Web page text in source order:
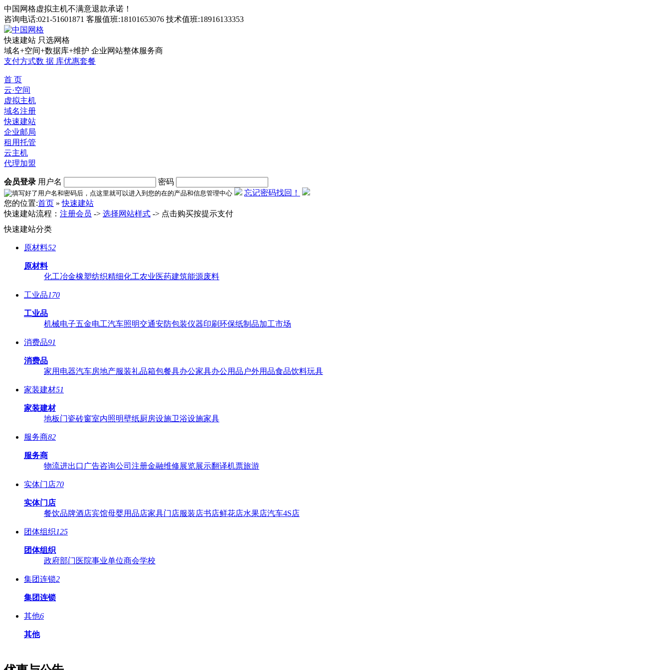
中国网格虚拟主机不满意退款承诺！
咨询电话:021-51601871 客服值班:18101653076 技术值班:18916133353
快速建站 只选网格
域名+空间+数据库+维护 企业网站整体服务商
支付方式数 据 库优惠套餐
首 页
云·空间
虚拟主机
域名注册
快速建站
企业邮局
租用托管
云主机
代理加盟
会员登录 用户名
密码
忘记密码找回！
您的位置:首页 »快速建站
快速建站流程： 注册会员 -> 选择网站样式 -> 点击购买按提示支付
快速建站分类
原材料52
原材料
化工冶金橡塑纺织精细化工农业医药建筑能源废料
工业品170
工业品
机械电子五金电工汽车照明交通安防包装仪器印刷环保纸制品加工市场
消费品91
消费品
家用电器汽车房地产服装礼品箱包餐具办公家具办公用品 户外用品食品饮料玩具
家装建材51
家装建材
地板门瓷砖窗室内照明壁纸厨房设施卫浴设施家具
服务商82
服务商
物流进出口 广告咨询公司注册金融维修展览展示翻译机票旅游
实体门店70
实体门店
餐饮品牌酒店宾馆母婴用品店家具门店服装店书店鲜花店水果店汽车4S店
团体组织125
团体组织
政府部门 医院事业单位商会学校
集团连锁2
集团连锁
其他6
其他